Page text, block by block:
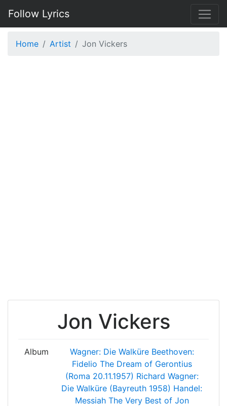
Follow Lyrics
Home Artist Jon Vickers
Jon Vickers
Album Wagner: Die Walküre Beethoven:
Fidelio The Dream of Gerontius
(Roma 20.11.1957) Richard Wagner:
Die Walküre (Bayreuth 1958) Handel:
Messiah The Very Best of Jon